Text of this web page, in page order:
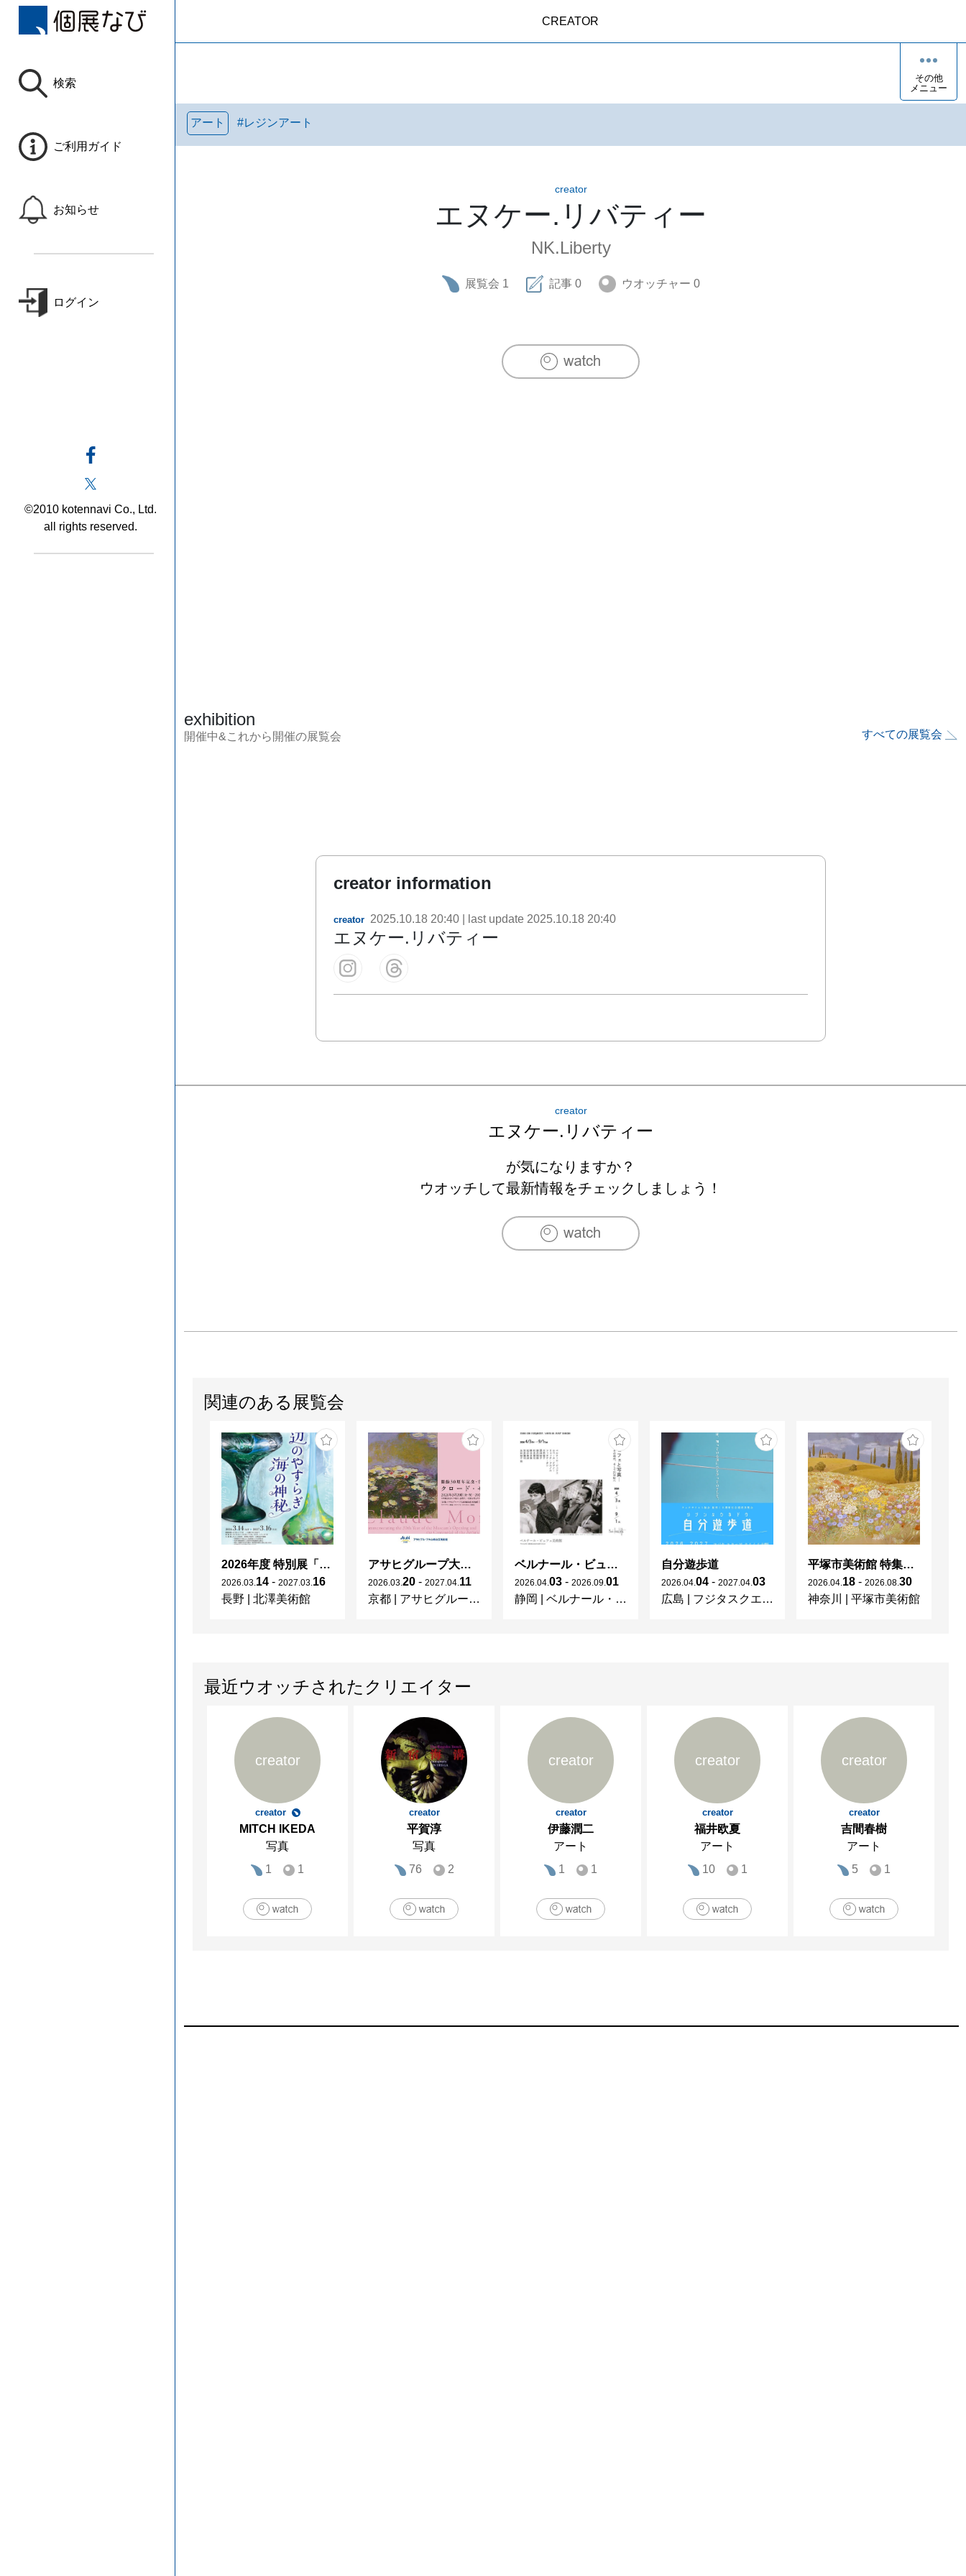
検索
ご利用ガイド
お知らせ
ログイン
©2010 kotennavi Co., Ltd.
all rights reserved.
CREATOR
その他
メニュー
アート #レジンアート
creator
エヌケー.リバティー
NK.Liberty
展覧会 1 記事 0 ウオッチャー 0
exhibition
開催中&これから開催の展覧会 すべての展覧会
creator information
creator 2025.10.18 20:40 | last update 2025.10.18 20:40
エヌケー.リバティー
creator
エヌケー.リバティー
が気になりますか？
ウオッチして最新情報をチェックしましょう！
関連のある展覧会
2026年度 特別展「ガレとドーム、アール･ヌーヴォーのガラス 水辺のやすらぎ、海の神秘」
2026 03 14 - 2027 03 16
長野
北澤美術館
アサヒグループ大山崎山荘美術館 開館30周年記念展「没後100年 クロード・モネ」
2026 03 20 - 2027 04 11
京都
アサヒグループ大山崎山荘美術館
ベルナール・ビュフェと写真 ーカメラがとらえたビュフェとその時代、そして21 世紀へ
2026 04 03 - 2026 09 01
静岡
ベルナール・ビュフェ美術館
自分遊歩道
2026 04 04 - 2027 04 03
広島
フジタスクエアまるくる大野
平塚市美術館 特集展 花の表現、その多様性／特別展示 新収蔵品展
2026 04 18 - 2026 08 30
神奈川
平塚市美術館
最近ウオッチされたクリエイター
creator
creator
MITCH IKEDA
写真
1
1
creator
平賀淳
写真
76
2
creator
creator
伊藤潤二
アート
1
1
creator
creator
福井欧夏
アート
10
1
creator
creator
吉間春樹
アート
5
1